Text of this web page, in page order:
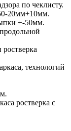
по чеклисту.
20мм+10мм.
+-50мм.
технологий
ростверка с